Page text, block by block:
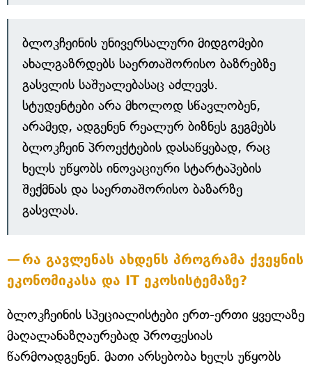
ბლოკჩეინის უნივერსალური მიდგომები
ახალგაზრდებს საერთაშორისო ბაზრებზე
გასვლის საშუალებასაც აძლევს.
სტუდენტები არა მხოლოდ სწავლობენ,
არამედ, ადგენენ რეალურ ბიზნეს გეგმებს
ბლოკჩეინ პროექტების დასაწყებად, რაც
ხელს უწყობს ინოვაციური სტარტაპების
შექმნას და საერთაშორისო ბაზარზე
გასვლას.
რა გავლენას ახდენს პროგრამა ქვეყნის
ეკონომიკასა და IT ეკოსისტემაზე?
ბლოკჩეინის სპეციალისტები ერთ-ერთი ყველაზე
მაღალანაზღაურებად პროფესიას
წარმოადგენენ. მათი არსებობა ხელს უწყობს